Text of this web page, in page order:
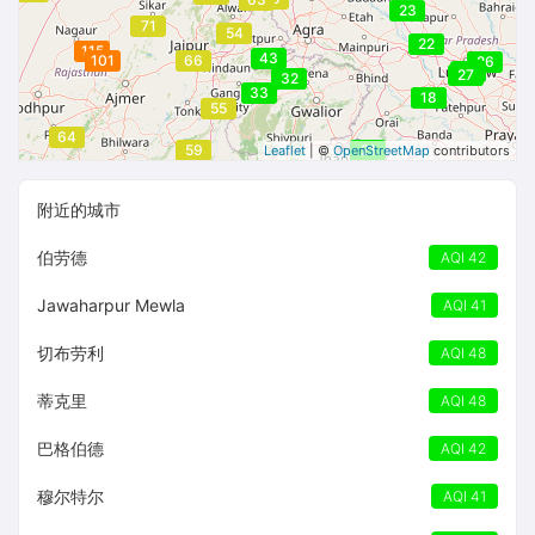
36
101
21
23
71
32
115
27
33
64
55
18
43
59
26
22
54
66
Leaflet| © OpenStreetMap contributors
附近的城市
伯劳德 AQI 42
Jawaharpur Mewla AQI 41
切布劳利 AQI 48
蒂克里 AQI 48
巴格伯德 AQI 42
穆尔特尔 AQI 41